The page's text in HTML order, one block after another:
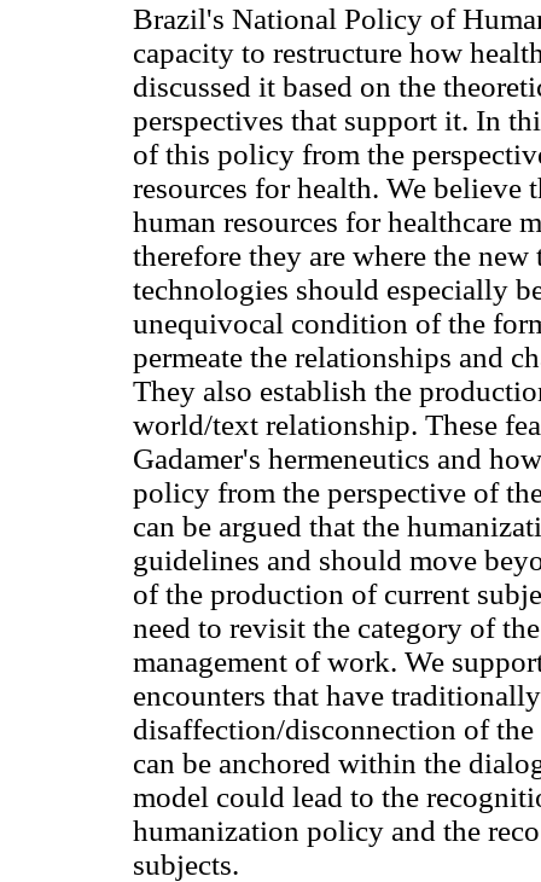
Brazil's National Policy of
capacity to restructure how
discussed it based on the
perspectives that support it. In
of this policy from the
resources for health. We
human resources for healthcare
therefore they are where the
technologies should especially
unequivocal condition of the
permeate the relationships and
They also establish the
world/text relationship. These
Gadamer's hermeneutics and
policy from the perspective of
can be argued that the
guidelines and should move
of the production of current
need to revisit the category of
management of work. We
encounters that have
disaffection/disconnection of
can be anchored within the
model could lead to the
humanization policy and the
subjects.